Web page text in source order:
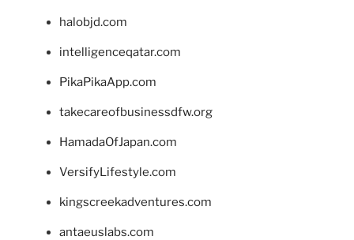
halobjd.com
intelligenceqatar.com
PikaPikaApp.com
takecareofbusinessdfw.org
HamadaOfJapan.com
VersifyLifestyle.com
kingscreekadventures.com
antaeuslabs.com